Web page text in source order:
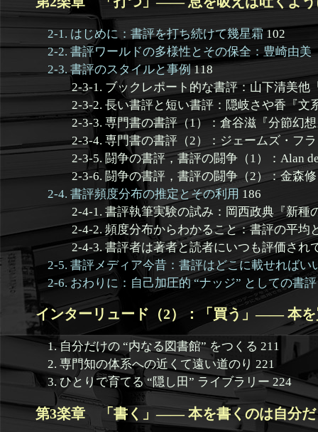
2-1. はじめに：書評を打ち続けて幾星霜 102
2-2. 書評ワールドの多様性とその保全：豊崎由
2-3. 書評のスタイルと事例118
2-3-1. ブックレポート的な書評：山下清美他『
2-3-2. 長い書評と短い書評：隠岐さや香『文系
2-3-3. 専門書の書評（1）：倉谷滋『分節幻想
2-3-4. 専門書の書評（2）：ジェームズ・フラ
2-3-5. 闘争の書評，書評の闘争（1）：Alan de
2-3-6. 闘争の書評，書評の闘争（2）：金森修
2-4. 書評頻度分布の推定とその利用 186
2-4-1. 書評執筆実験の試み：岡西政典『新種の
2-4-2. 頻度分布からわかること：書評の平均と
2-4-3. 書評者は著者と読者にいつも評価され
2-5. 書評メディア今昔：書評はどこに載せればい
2-6. おわりに：自己加圧的 “ナッジ” としての書評
インターリュード（2）：「買う」—— 本を
1. 自分だけの “内なる図書館” をつくる 211
2. 専門知の体系への近くて遠い道のり 221
3. ひとりで育てる “隠し田” ライブラリー 224
第3楽章 「書く」—— 本を書くのは自分だ